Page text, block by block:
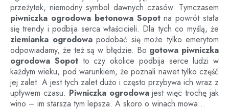
przeżytek, niemodny symbol dawnych czasów. Tymczasem
piwniczka ogrodowa betonowa Sopotna powrót stała
się trendy i podbija serca właścicieli. Dla tych co myślą, że
ziemianka ogrodowapodobać się może tylko emerytom
odpowiadamy, że też są w błędzie. Bo gotowa piwniczka
ogrodowa Sopot to czy okolice podbija serce ludzi w
każdym wieku, pod warunkiem, że poznali nawet tylko część
jej zalet. A jest tych zalet dużo i często przybywa ich wraz z
upływem czasu. Piwniczka ogrodowajest więc trochę jak
wino – im starsza tym lepsza. A skoro o winach mowa…